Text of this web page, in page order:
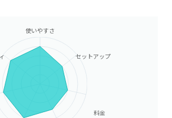
使いやすさ
セットアップ
料金